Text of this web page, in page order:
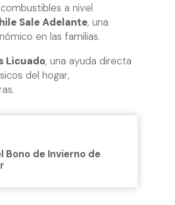
a nivel
Sale Adelante, una
en las familias.
Licuado, una ayuda directa
del hogar,
Bono de Invierno de